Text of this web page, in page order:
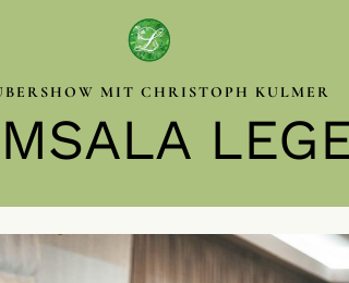
MIT CHRISTOPH KULMER